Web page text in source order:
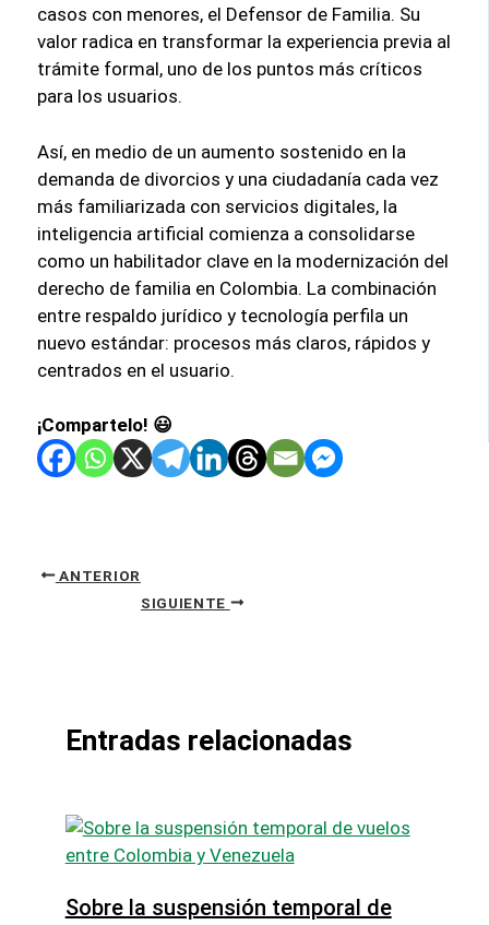
casos con menores, el Defensor de Familia. Su
valor radica en transformar la experiencia previa al
trámite formal, uno de los puntos más críticos
para los usuarios.
Así, en medio de un aumento sostenido en la
demanda de divorcios y una ciudadanía cada vez
más familiarizada con servicios digitales, la
inteligencia artificial comienza a consolidarse
como un habilitador clave en la modernización del
derecho de familia en Colombia. La combinación
entre respaldo jurídico y tecnología perfila un
nuevo estándar: procesos más claros, rápidos y
centrados en el usuario.
¡Compartelo! 😃
ANTERIOR
SIGUIENTE
Entradas relacionadas
Sobre la suspensión temporal de